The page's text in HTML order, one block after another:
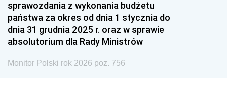
1951 1950
1948 1947 1946
1939 1938
sprawozdania z wykonania budżetu
państwa za okres od dnia 1 stycznia do
dnia 31 grudnia 2025 r. oraz w sprawie
absolutorium dla Rady Ministrów
Monitor Polski rok 2026 poz. 756